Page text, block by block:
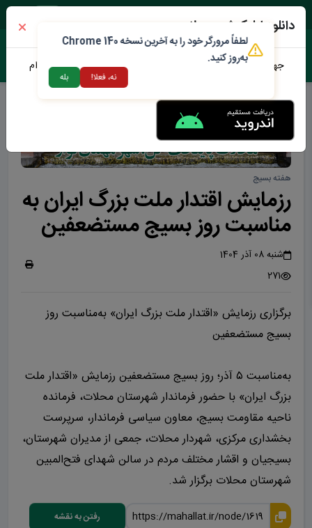
هفته بسیج
رزمایش اقتدار ملت بزرگ ایران به
مناسبت روز بسیج مستضعفین
شنبه 08 آذر 1404
271
برگزاری رزمایش «اقتدار ملت بزرگ ایران» به‌مناسبت روز
بسیج مستضعفین
به‌مناسبت ۵ آذر؛ روز بسیج مستضعفین رزمایش «اقتدار ملت
بزرگ ایران» با حضور فرماندار شهرستان محلات، فرمانده
ناحیه مقاومت بسیج، معاون سیاسی فرماندار، سرپرست
بخشداری مرکزی، شهردار محلات، جمعی از مدیران شهرستان،
بسیجیان و اقشار مختلف مردم در سالن شهدای فتح‌المبین
شهرستان محلات برگزار شد.
رفتن به نقشه
دانلود اپلیکیشن محلات من
جهت دانلود نرم افزار محلات من می توانید از طریق لینک زیر اقدام
لطفاً مرورگر خود را به آخرین نسخه Chrome 140
به‌روز کنید.
نه، فعلا! بله